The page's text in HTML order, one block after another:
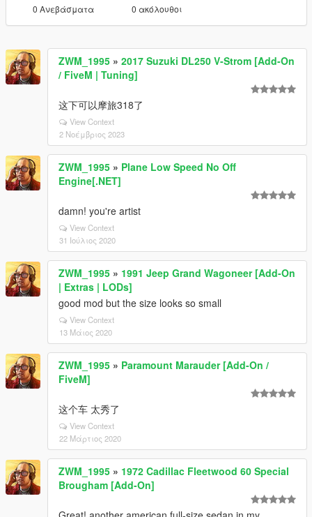
0 Ανεβάσματα 0 ακόλουθοι
ZWM_1995 » 2017 Suzuki DL250 V-Strom [Add-On
/ FiveM | Tuning]
这下可以摩旅318了
View Context
2 Νοέμβριος 2023
ZWM_1995 » Plane Low Speed No Off
Engine[.NET]
damn! you're artist
View Context
31 Ιούλιος 2020
ZWM_1995 » 1991 Jeep Grand Wagoneer [Add-On
| Extras | LODs]
good mod but the size looks so small
View Context
13 Μάιος 2020
ZWM_1995 » Paramount Marauder [Add-On /
FiveM]
这个车 太秀了
View Context
22 Μάρτιος 2020
ZWM_1995 » 1972 Cadillac Fleetwood 60 Special
Brougham [Add-On]